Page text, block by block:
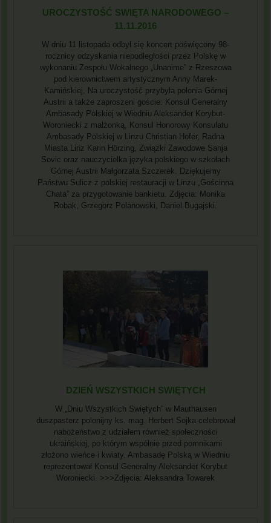
UROCZYSTOŚĆ SWIĘTA NARODOWEGO –
11.11.2016
W dniu 11 listopada odbył się koncert poświęcony 98-
rocznicy odzyskania niepodległości przez Polskę w
wykonaniu Zespołu Wokalnego „Unanime” z Rzeszowa
pod kierownictwem artystycznym Anny Marek-
Kamińskiej. Na uroczystość przybyła polonia Górnej
Austrii a także zaproszeni goście: Konsul Generalny
Ambasady Polskiej w Wiedniu Aleksander Korybut-
Woroniecki z małżonką, Konsul Honorowy Konsulatu
Ambasady Polskiej w Linzu Christian Hofer, Radna
Miasta Linz Karin Hörzing, Związki Zawodowe Sanja
Sovic oraz nauczycielka języka polskiego w szkołach
Górnej Austrii Małgorzata Szczerek. Dziękujemy
Państwu Sulicz z polskiej restauracji w Linzu „Gościnna
Chata” za przygotowanie bankietu. Zdjęcia: Monika
Robak, Grzegorz Polanowski, Daniel Bugajski.
DZIEŃ WSZYSTKICH SWIĘTYCH
W „Dniu Wszystkich Swiętych” w Mauthausen
duszpasterz polonijny ks. mag. Herbert Sojka celebrował
nabożeństwo z udziałem również społeczności
ukraińskiej, po którym wspólnie przed pomnikami
złożono wieńce i kwiaty. Ambasadę Polską w Wiedniu
reprezentował Konsul Generalny Aleksander Korybut
Woroniecki. >>>Zdjęcia: Aleksandra Towarek